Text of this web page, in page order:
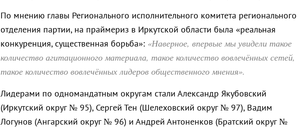
По мнению главы Регионального исполнительного комитета регионального
отделения партии, на праймериз в Иркутской области была «реальная
конкуренция, существенная борьба»: «Наверное, впервые мы увидели такое
количество агитационного материала, такое количество вовлечённых сетей,
такое количество вовлечённых лидеров общественного мнения».
Лидерами по одномандатным округам стали Александр Якубовский
(Иркутский округ № 95), Сергей Тен (Шелеховский округ № 97), Вадим
Логунов (Ангарский округ № 96) и Андрей Антоненков (Братский округ №